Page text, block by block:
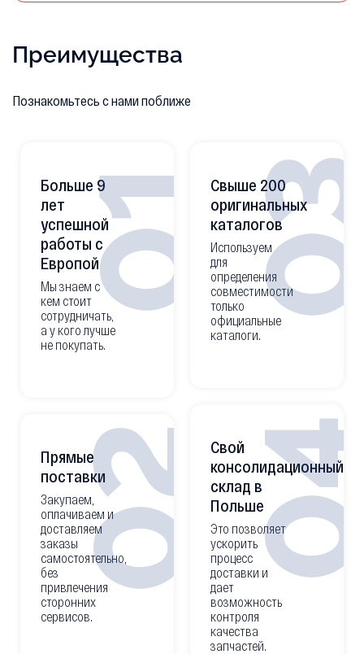
Преимущества
Познакомьтесь с нами поближе
01
Больше 9
лет
успешной
работы с
Европой
Мы знаем с
кем стоит
сотрудничать,
а у кого лучше
не покупать.
02
Прямые
поставки
Закупаем,
оплачиваем и
доставляем
заказы
самостоятельно,
без
привлечения
сторонних
сервисов.
Свыше 200
оригинальных
каталогов
Используем
для
определения
совместимости
только
официальные
каталоги.
Свой
консолидационный
склад в
Польше
Это позволяет
ускорить
процесс
доставки и
дает
возможность
контроля
качества
запчастей.